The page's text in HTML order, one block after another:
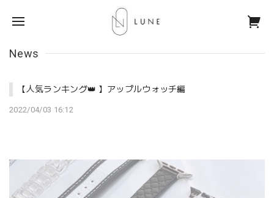
News
【人気ランキング👑 】アップルウォッチ編
2022/04/03 16:12